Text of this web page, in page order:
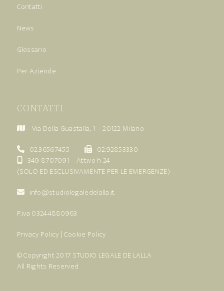
Contatti
News
Glossario
Per Aziende
CONTATTI
Via Della Guastalla, 1 – 20122 Milano
02.36567455
02.92853330
349 8707091 – Attivo h 24
(SOLO ED ESCLUSIVAMENTE PER LE EMERGENZE)
info@studiolegaledelalla.it
P.iva 03244880963
Privacy Policy | Cookie Policy
© Copyright 2017 STUDIO LEGALE DE LALLA
All Rights Reserved